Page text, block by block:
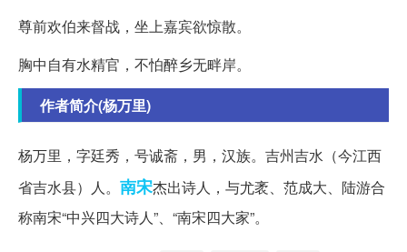
尊前欢伯来督战，坐上嘉宾欲惊散。
胸中自有水精官，不怕醉乡无畔岸。
作者简介(杨万里)
杨万里，字廷秀，号诚斋，男，汉族。吉州吉水（今江西
省吉水县）人。 南宋杰出诗人，与尤袤、范成大、陆游合
称南宋“中兴四大诗人”、“南宋四大家”。